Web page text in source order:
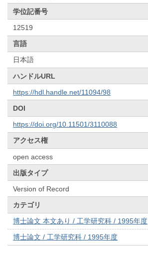
学位記番号
12519
言語
日本語
ハンドルURL
https://hdl.handle.net/11094/98
DOI
https://doi.org/10.11501/3110088
アクセス権
open access
出版タイプ
Version of Record
カテゴリ
博士論文 本文あり / 工学研究科 / 1995年度
博士論文 / 工学研究科 / 1995年度